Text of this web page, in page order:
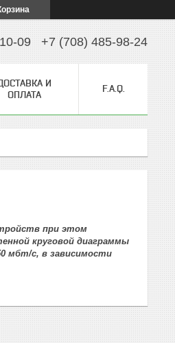
09 +7 (708) 485-98-24
И
ОПЛАТА
F.A.Q.
при этом
круговой диаграммы
мбт/с, в зависимости